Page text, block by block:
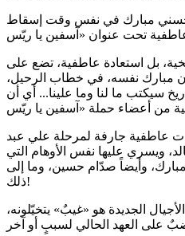
مبارك في نفس وقت إسقاط
بل استعادة عاطفية، تضع على
مبارك نفسه، في خطاب الرحيل،
سيكتب ما لنا وما علينا... أي أن
عاطفية جارفة لمرحلة علي عبد
ويسري عليها نفس الأوهام التي
وأيضاً صدّام حسين، وما إلى
ذلك!
الجديدة هو «غيبٌ» يتخيّلونه،